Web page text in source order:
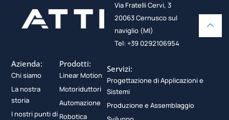
Via Fratelli Cervi, 3
20063 Cernusco sul
naviglio (MI)
Tel: +39 0292106954
Azienda:
Chi siamo
La nostra
storia
I nostri punti di
Prodotti:
Linear Motion
Motoriduttori
Automazione
Robotica
Servizi:
Progettazione di Applicazioni e
Sistemi
Produzione e Assemblaggio